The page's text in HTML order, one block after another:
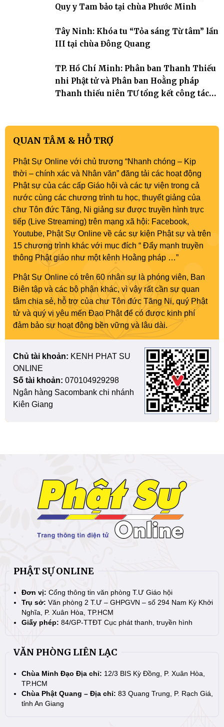
trang quý báu, gieo những hạt giống thiện l
Quy y Tam bảo tại chùa Phước Minh
Tây Ninh: Khóa tu “Tỏa sáng Từ tâm” lần
III tại chùa Đông Quang
TP. Hồ Chí Minh: Phân ban Thanh Thiếu
nhi Phật tử và Phân ban Hoằng pháp
Thanh thiếu niên TƯ tổng kết công tác
QUAN TÂM & HỖ TRỢ
Phật Sự Online với chủ trương “Nhanh chóng – Kịp
thời – chính xác và Nhân văn” đăng tải các hoạt động
Phật sự của các cấp Giáo hội và các tự viện trong cả
nước cùng các chương trình tu học, thuyết giảng của
chư Tôn đức Tăng, Ni giảng sư được truyền hình trực
tiếp (Live Streaming) trên mạng xã hội: Facebook,
Youtube, Phật Sự Online về các sự kiện Phật sự và trên
15 chương trình khác với mục đích “ Đẩy mạnh truyền
thông Phật giáo như một kênh Hoằng pháp …”
Phật Sự Online có trên 60 nhân sự là phóng viên, Ban
Biên tập và các bộ phận khác, vì vậy rất cần sự quan
tâm chia sẻ, hỗ trợ của chư Tôn đức Tăng Ni, quý Phật
tử và quý vị yêu mến Đạo Phật để có được kinh phí
đảm bảo sự hoạt động bền vững và lâu dài.
Chủ tài khoản: KENH PHAT SU
ONLINE
Số tài khoản: 070104929298
Ngân hàng Sacombank chi nhánh
Kiên Giang
PHẬT SỰ ONLINE
Đơn vị: Cổng thông tin văn phòng T.Ư Giáo hội
Trụ sở: Văn phòng 2 T.Ư – GHPGVN – số 294 Nam Kỳ Khởi
Nghĩa, P. Xuân Hòa, TP.HCM
Giấy phép: 84/GP-TTĐT Cục phát thanh, truyền hình
VĂN PHÒNG LIÊN LẠC
Chùa Minh Đạo Địa chỉ: 12/3 BIS Kỳ Đồng, P. Xuân Hòa,
TP.HCM
Chùa Phật Quang – Địa chỉ: 83 Quang Trung, P. Rạch Giá,
tỉnh An Giang